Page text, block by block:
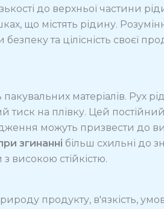
до верхньої частини
що містять рідину.
та цілісність своєї
матеріалів. Рух
на плівку. Цей
можуть призвести до
згинанні більш схильні до
високою стійкістю.
продукту, в'язкість,